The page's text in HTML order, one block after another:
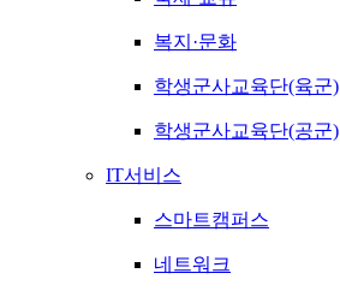
복지·문화
학생군사교육단(육군)
학생군사교육단(공군)
IT서비스
스마트캠퍼스
네트워크